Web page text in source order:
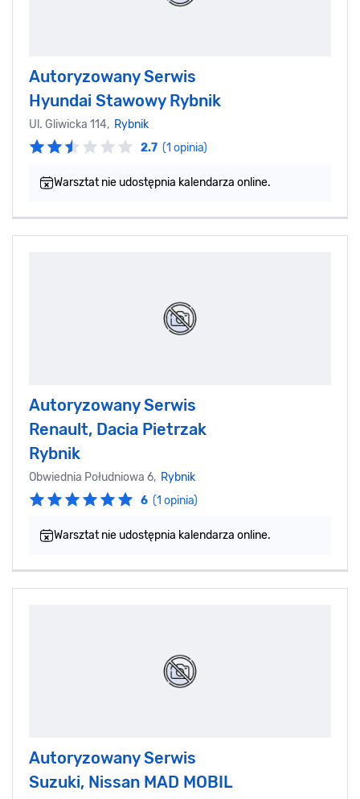
Autoryzowany Serwis
Hyundai Stawowy Rybnik
Ul. Gliwicka 114, Rybnik
2.7 (1 opinia)
Warsztat nie udostępnia kalendarza online.
Autoryzowany Serwis
Renault, Dacia Pietrzak
Rybnik
Obwiednia Południowa 6, Rybnik
6 (1 opinia)
Warsztat nie udostępnia kalendarza online.
Autoryzowany Serwis
Suzuki, Nissan MAD MOBIL